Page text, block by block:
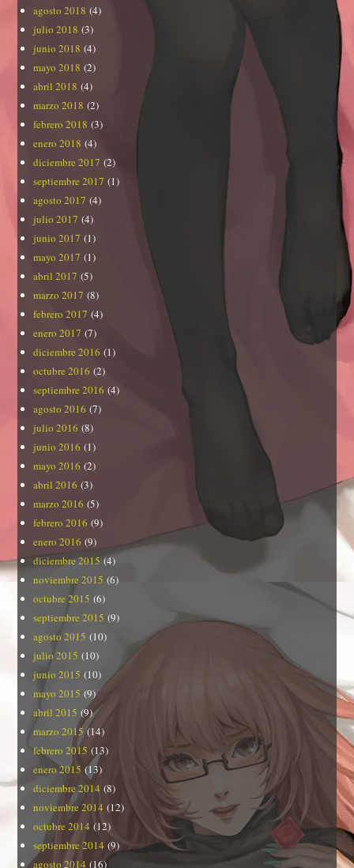
agosto 2018 (4)
julio 2018 (3)
junio 2018 (4)
mayo 2018 (2)
abril 2018 (4)
marzo 2018 (2)
febrero 2018 (3)
enero 2018 (4)
diciembre 2017 (2)
septiembre 2017 (1)
agosto 2017 (4)
julio 2017 (4)
junio 2017 (1)
mayo 2017 (1)
abril 2017 (5)
marzo 2017 (8)
febrero 2017 (4)
enero 2017 (7)
diciembre 2016 (1)
octubre 2016 (2)
septiembre 2016 (4)
agosto 2016 (7)
julio 2016 (8)
junio 2016 (1)
mayo 2016 (2)
abril 2016 (3)
marzo 2016 (5)
febrero 2016 (9)
enero 2016 (9)
diciembre 2015 (4)
noviembre 2015 (6)
octubre 2015 (6)
septiembre 2015 (9)
agosto 2015 (10)
julio 2015 (10)
junio 2015 (10)
mayo 2015 (9)
abril 2015 (9)
marzo 2015(14)
febrero 2015 (13)
enero 2015 (13)
diciembre 2014 (8)
noviembre 2014 (12)
octubre 2014 (12)
septiembre 2014 (9)
agosto 2014 (16)